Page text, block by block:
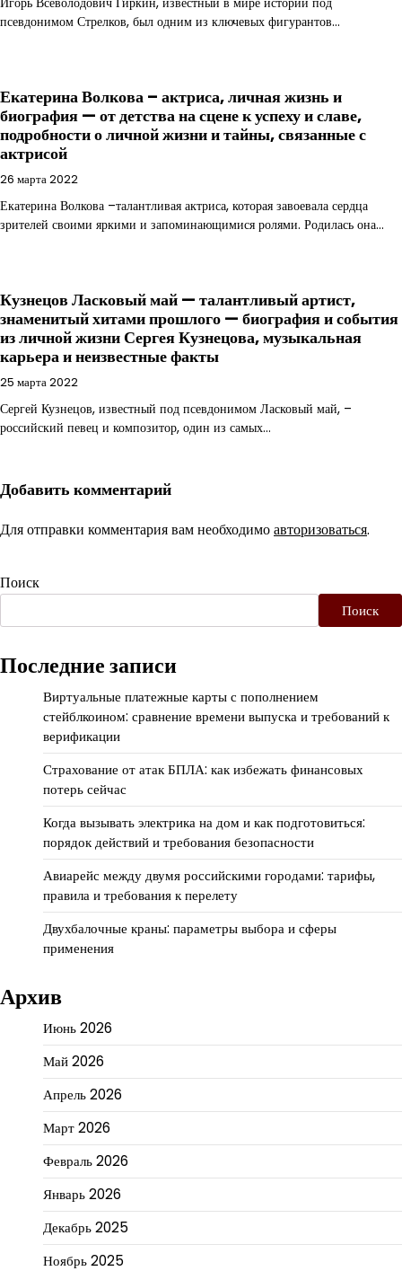
псевдонимом Стрелков, был одним из ключевых фигурантов…
Екатерина Волкова – актриса, личная жизнь и
биография — от детства на сцене к успеху и славе,
подробности о личной жизни и тайны, связанные с
актрисой
26 марта 2022
Екатерина Волкова –талантливая актриса, которая завоевала сердца
зрителей своими яркими и запоминающимися ролями. Родилась она…
Кузнецов Ласковый май — талантливый артист,
знаменитый хитами прошлого — биография и события
из личной жизни Сергея Кузнецова, музыкальная
карьера и неизвестные факты
25 марта 2022
Сергей Кузнецов, известный под псевдонимом Ласковый май, –
российский певец и композитор, один из самых…
Добавить комментарий
Для отправки комментария вам необходимоавторизоваться.
Поиск
Поиск
Последние записи
Виртуальные платежные карты с пополнением
стейблкоином: сравнение времени выпуска и требований к
верификации
Страхование от атак БПЛА: как избежать финансовых
потерь сейчас
Когда вызывать электрика на дом и как подготовиться:
порядок действий и требования безопасности
Авиарейс между двумя российскими городами: тарифы,
правила и требования к перелету
Двухбалочные краны: параметры выбора и сферы
применения
Архив
Июнь 2026
Май 2026
Апрель 2026
Март 2026
Февраль 2026
Январь 2026
Декабрь 2025
Ноябрь 2025